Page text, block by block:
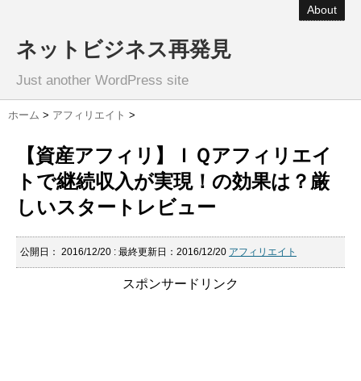
About
ネットビジネス再発見
Just another WordPress site
ホーム > アフィリエイト >
【資産アフィリ】ＩＱアフィリエイ
トで継続収入が実現！の効果は？厳
しいスタートレビュー
公開日： 2016/12/20 : 最終更新日：2016/12/20 アフィリエイト
スポンサードリンク